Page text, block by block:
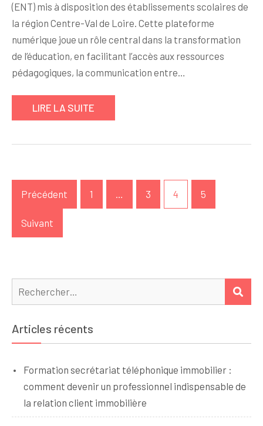
(ENT) mis à disposition des établissements scolaires de
la région Centre-Val de Loire. Cette plateforme
numérique joue un rôle central dans la transformation
de l’éducation, en facilitant l’accès aux ressources
pédagogiques, la communication entre…
LIRE LA SUITE
Pagination
des
publications
Précédent 1 … 3 4 5
Suivant
Rechercher :
Articles récents
Formation secrétariat téléphonique immobilier :
comment devenir un professionnel indispensable de
la relation client immobilière